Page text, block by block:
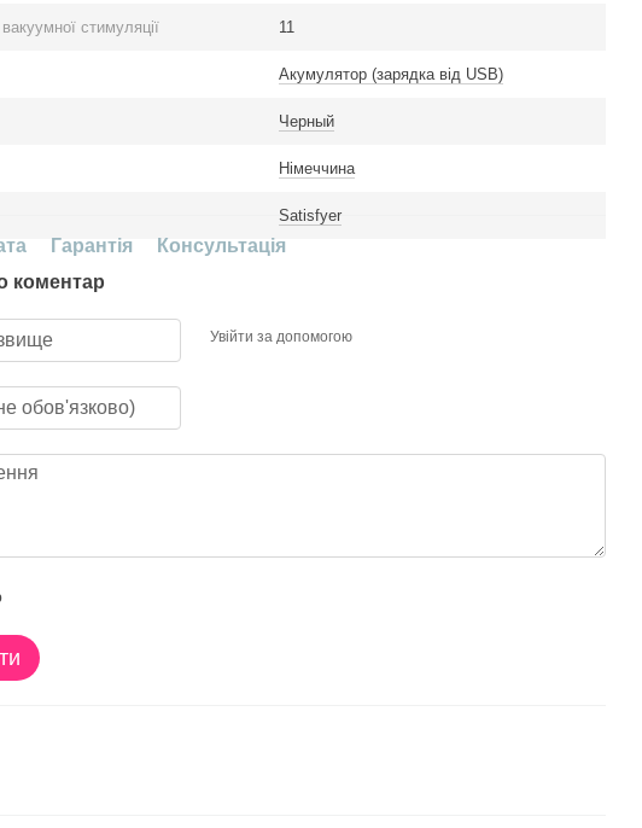
стимуляції 11
Акумулятор (зарядка від USB)
Черный
Німеччина
Satisfyer
Гарантія
Консультація
коментар
Увійти за допомогою